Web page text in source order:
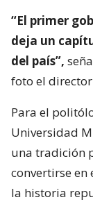
“El primer
deja un
del país”,
foto el director
Para el
Universidad
una tradición
convertirse
la historia